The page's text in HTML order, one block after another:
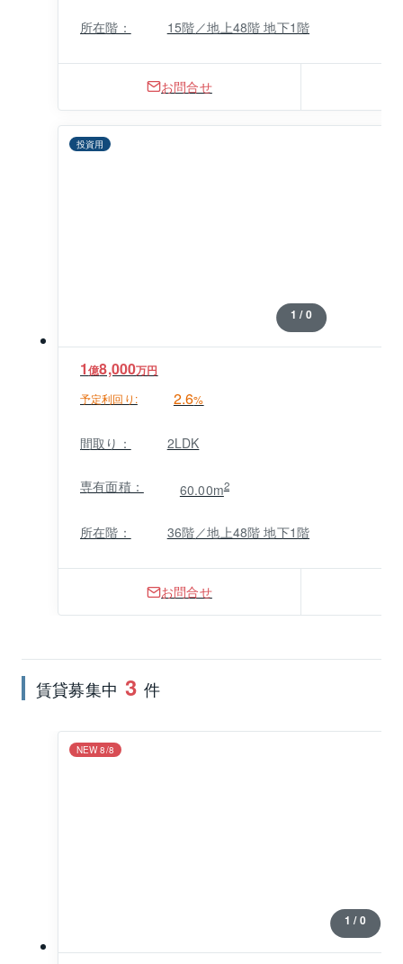
所在階： 15階／地上48階 地下1階
お問合せ
1 / 0
投資用
1億8,000万円
予定利回り: 2.6%
間取り： 2LDK
専有面積： 60.00m2
所在階： 36階／地上48階 地下1階
お問合せ
賃貸募集中 3 件
1 / 0
NEW 8/8